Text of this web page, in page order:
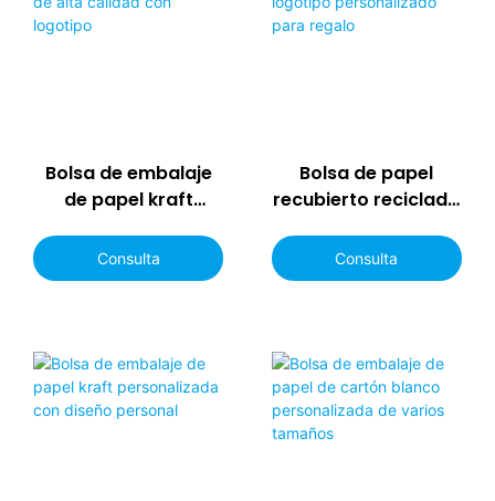
Bolsa de embalaje
de papel kraft
alta calidad con
logotipo
Consulta
Bolsa de papel
recubierto reciclado
personalizado para
regalo
Consulta